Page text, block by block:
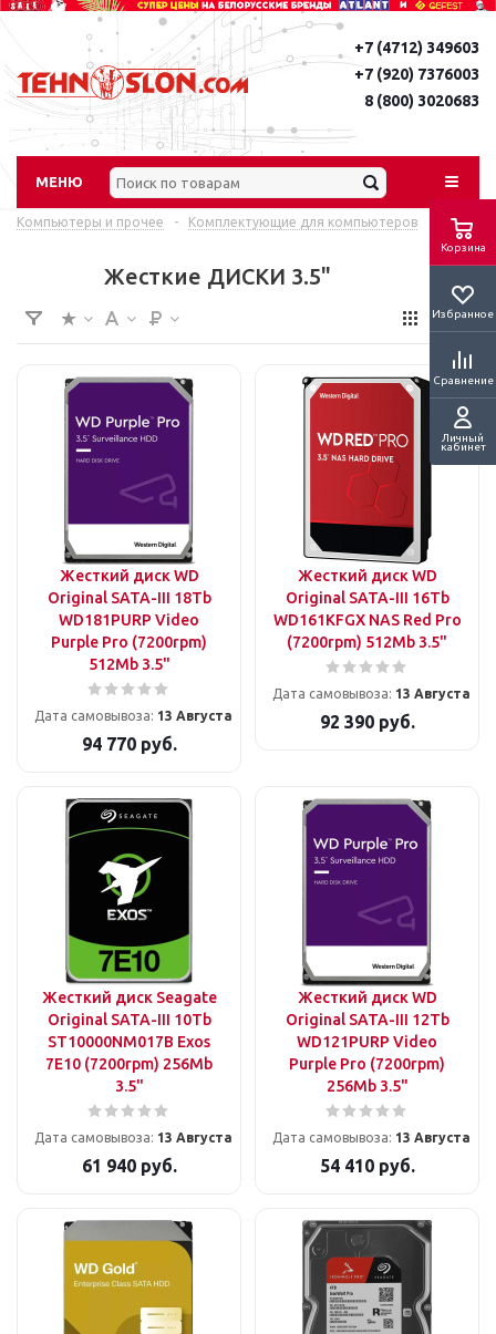
Корзина
Избранное
Сравнение
Личный
кабинет
+7 (4712) 349603
+7 (920) 7376003
8 (800) 3020683
МЕНЮ
Компьютеры и прочее - Комплектующие для компьютеров
Жесткие ДИСКИ 3.5"
Жесткий диск WD
Original SATA-III 18Tb
WD181PURP Video
Purple Pro (7200rpm)
512Mb 3.5"
Дата самовывоза: 13 Августа
94 770руб.
Жесткий диск WD
Original SATA-III 16Tb
WD161KFGX NAS Red Pro
(7200rpm) 512Mb 3.5"
Дата самовывоза: 13 Августа
92 390руб.
Жесткий диск Seagate
Original SATA-III 10Tb
ST10000NM017B Exos
7E10 (7200rpm) 256Mb
3.5"
Дата самовывоза: 13 Августа
61 940руб.
Жесткий диск WD
Original SATA-III 12Tb
WD121PURP Video
Purple Pro (7200rpm)
256Mb 3.5"
Дата самовывоза: 13 Августа
54 410руб.